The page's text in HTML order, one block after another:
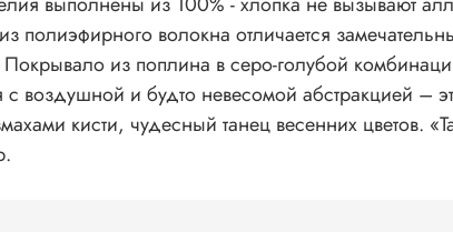
полиэфирного волокна отличается
из поплина в серо-голубой
с воздушной и будто невесомой абстракцией –
кисти, чудесный танец весенних цветов.